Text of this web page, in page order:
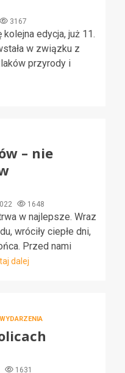
3167
edycja, już 11.
w związku z
przyrody i
– nie
1648
w najlepsze. Wraz
wróciły ciepłe dni,
Przed nami
dalej
WYDARZENIA
1631